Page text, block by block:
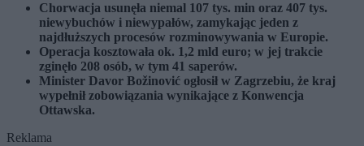
Chorwacja usunęła niemal 107 tys. min oraz 407 tys.
niewybuchów i niewypałów, zamykając jeden z
najdłuższych procesów rozminowywania w Europie.
Operacja kosztowała ok. 1,2 mld euro; w jej trakcie
zginęło 208 osób, w tym 41 saperów.
Minister Davor Božinović ogłosił w Zagrzebiu, że kraj
wypełnił zobowiązania wynikające z Konwencja
Ottawska.
Reklama